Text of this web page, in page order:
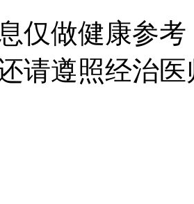
仅做健康参
请遵照经治医